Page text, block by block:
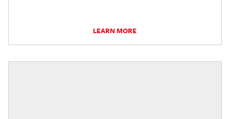
LEARN MORE